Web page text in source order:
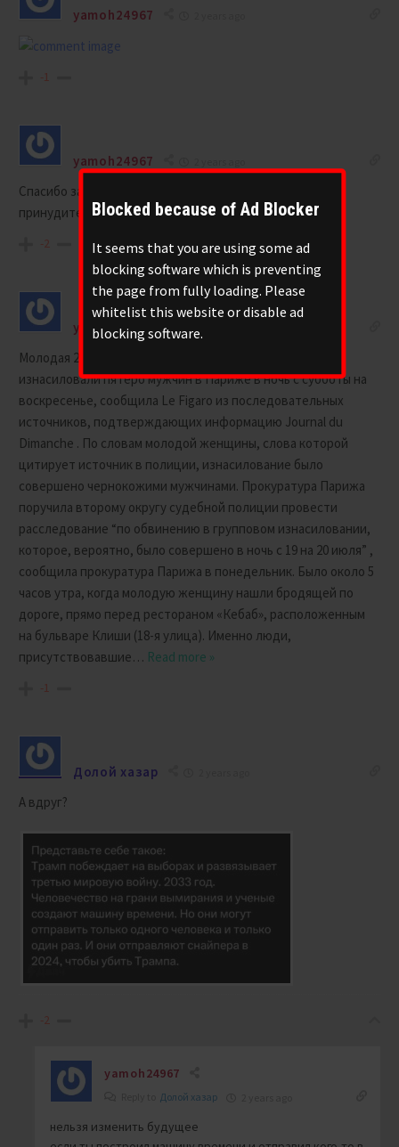
Blocked because of Ad Blocker
It seems that you are using some ad
blocking software which is preventing
the page from fully loading. Please
whitelist this website or disable ad
blocking software.
yamoh24967
-1
yamoh24967
Спасибо за наводку – надо исполнить пророчество –
принудительно.
-2
yamoh24967 2 years ago
Молодая 25-летняя австралийка заявила, что ее
изнасиловали пятеро мужчин в Париже в ночь с субботы на
воскресенье, сообщила Le Figaro из последовательных
источников, подтверждающих информацию Journal du
Dimanche . По словам молодой женщины, слова которой
цитирует источник в полиции, изнасилование было
совершено чернокожими мужчинами. Прокуратура Парижа
поручила второму округу судебной полиции провести
расследование “по обвинению в групповом изнасиловании,
которое, вероятно, было совершено в ночь с 19 на 20 июля” ,
сообщила прокуратура Парижа в понедельник. Было около 5
часов утра, когда молодую женщину нашли бродящей по
дороге, прямо перед рестораном «Кебаб», расположенным
на бульваре Клиши (18-я улица). Именно люди,
присутствовавшие… Read more »
-1
Долой хазар
А вдруг?
-2
yamoh24967
Долой хазар
нельзя изменить будущее